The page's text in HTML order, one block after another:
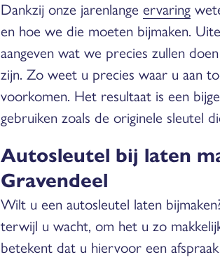
Dankzij onze jarenlange ervaring
en hoe we die moeten bijmaken.
aangeven wat we precies zullen
zijn. Zo weet u precies waar u aan
voorkomen. Het resultaat is een
gebruiken zoals de originele sleutel
Autosleutel bij laten
Gravendeel
Wilt u een autosleutel laten
terwijl u wacht, om het u zo
betekent dat u hiervoor een